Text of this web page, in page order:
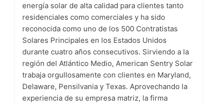
energía solar de alta calidad para clientes tanto
residenciales como comerciales y ha sido
reconocida como uno de los 500 Contratistas
Solares Principales en los Estados Unidos
durante cuatro años consecutivos. Sirviendo a la
región del Atlántico Medio, American Sentry Solar
trabaja orgullosamente con clientes en Maryland,
Delaware, Pensilvania y Texas. Aprovechando la
experiencia de su empresa matriz, la firma